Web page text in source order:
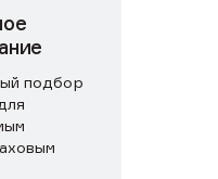
подбор